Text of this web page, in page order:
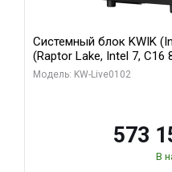
Системный блок KWIK
(Raptor Lake, Intel 7,
модуля)/ Afox RTX4090
Модель: KW-Live0102
573
В